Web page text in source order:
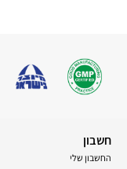
חשבון
החשבון שלי